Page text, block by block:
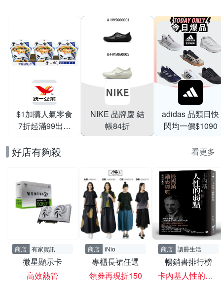
身保溫杯)(買1送1)
$1加購人氣零食
7折起滿99出貨
NIKE 品牌慶 結
帳84折
adidas 品類日快
閃均一價$1090
好店有夠殺 看更多
商店 有家資訊
微星顯示卡
高效熱管
商店 iNio
專櫃長裙任選
領券再現折150
商店 讀冊生活
暢銷書排行榜
卡內基人性的弱點